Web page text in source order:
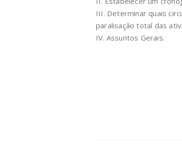
III. Determinar quais
paralisação total das
IV. Assuntos Gerais.